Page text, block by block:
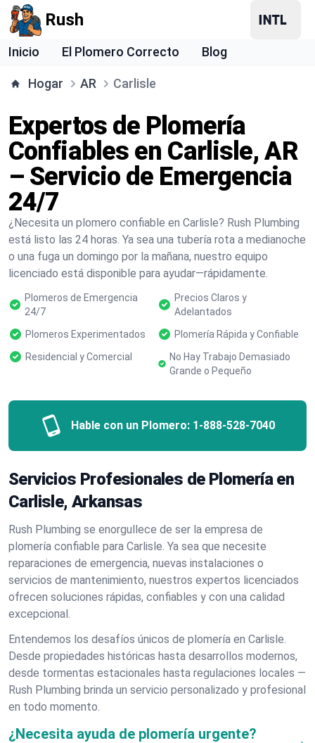
Rush
Inicio El Plomero Correcto Blog
Hogar AR Carlisle
Expertos de Plomería
Confiables en Carlisle, AR
– Servicio de Emergencia
24/7
¿Necesita un plomero confiable en Carlisle? Rush Plumbing
está listo las 24 horas. Ya sea una tubería rota a medianoche
o una fuga un domingo por la mañana, nuestro equipo
licenciado está disponible para ayudar—rápidamente.
Plomeros de Emergencia
24/7
Precios Claros y
Adelantados
Plomeros Experimentados
Plomería Rápida y Confiable
Residencial y Comercial
No Hay Trabajo Demasiado
Grande o Pequeño
Hable con un Plomero: 1-888-528-7040
Servicios Profesionales de Plomería en
Carlisle, Arkansas
Rush Plumbing se enorgullece de ser la empresa de
plomería confiable para Carlisle. Ya sea que necesite
reparaciones de emergencia, nuevas instalaciones o
servicios de mantenimiento, nuestros expertos licenciados
ofrecen soluciones rápidas, confiables y con una calidad
excepcional.
Entendemos los desafíos únicos de plomería en Carlisle.
Desde propiedades históricas hasta desarrollos modernos,
desde tormentas estacionales hasta regulaciones locales —
Rush Plumbing brinda un servicio personalizado y profesional
en todo momento.
¿Necesita ayuda de plomería urgente?